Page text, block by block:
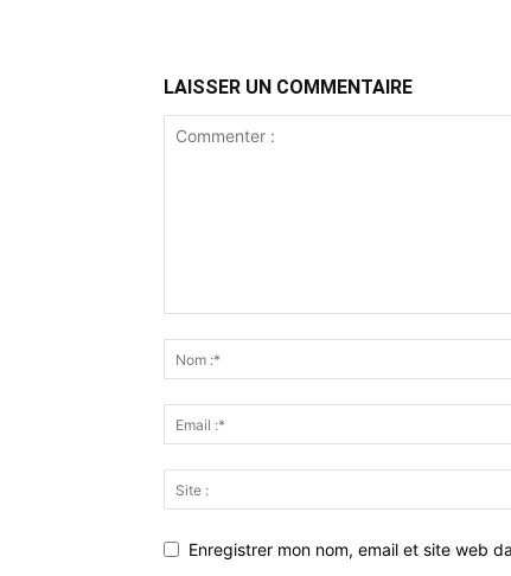
LAISSER UN COMMENTAIRE
Enregistrer mon nom, email et site web